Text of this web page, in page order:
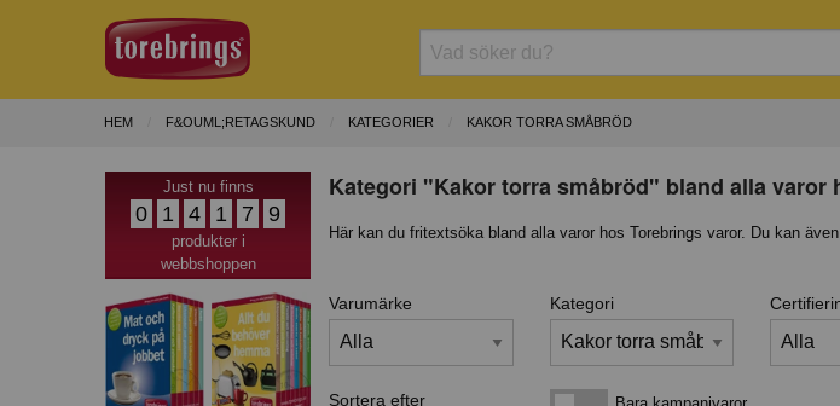
HEM F&OUML;RETAGSKUND KATEGORIER KAKOR TORRA SMÅBRÖD
Just nu finns
0 1 4 1 7 9
produkter i
webbshoppen
Kategori "Kakor torra småbröd" bland alla varor
Här kan du fritextsöka bland alla varor hos Torebrings varor. Du kan
Varumärke Kategori
Sortera efter Bara kampanjvaror